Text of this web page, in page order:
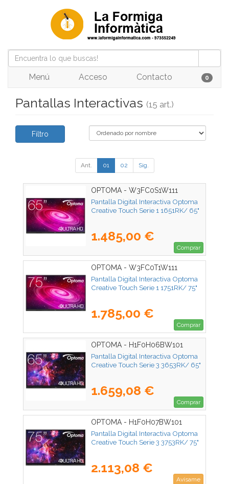
Menú Acceso Contacto 0
Pantallas Interactivas (15 art.)
Filtro
Ant. 01 02 Sig.
OPTOMA - W3FC0S1W111
Pantalla Digital Interactiva Optoma
Creative Touch Serie 1 1651RK/ 65"
1.485,00 €
Comprar
OPTOMA - W3FC0T1W111
Pantalla Digital Interactiva Optoma
Creative Touch Serie 1 1751RK/ 75"
1.785,00 €
Comprar
OPTOMA - H1F0H06BW101
Pantalla Digital Interactiva Optoma
Creative Touch Serie 3 3653RK/ 65"
1.659,08 €
Comprar
OPTOMA - H1F0H07BW101
Pantalla Digital Interactiva Optoma
Creative Touch Serie 3 3753RK/ 75"
2.113,08 €
Avísame